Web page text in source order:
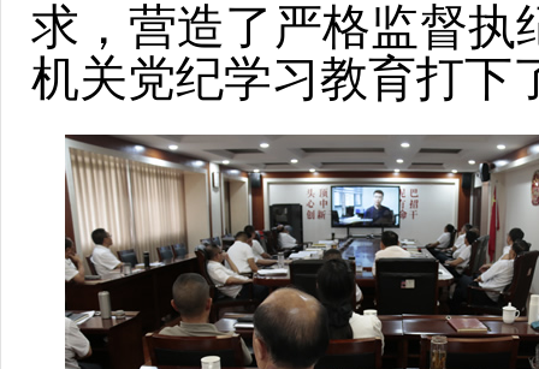
求，营造了严格监督执
机关党纪学习教育打下